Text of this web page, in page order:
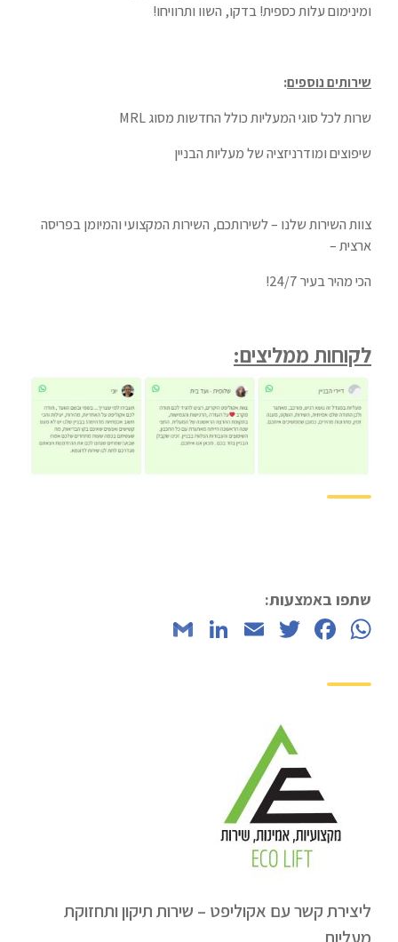
ומינימום עלות כספית! בדקו, השוו ותרוויחו!
שירותים נוספים:
שרות לכל סוגי המעליות כולל החדשות מסוג MRL
שיפוצים ומודרניזציה של מעליות הבניין
צוות השירות שלנו – לשירותכם, השירות המקצועי והמיומן בפריסה
ארצית –
הכי מהיר בעיר 24/7!
לקוחות ממליצים:
שתפו באמצעות:
WhatsApp
Facebook
Twitter
Email
LinkedIn
ליצירת קשר עם אקוליפט – שירות תיקון ותחזוקת